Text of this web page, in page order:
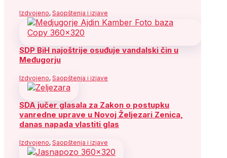
Izdvojeno, Saopštenja i izjave
SDP BiH najoštrije osuđuje vandalski čin u
Međugorju
Izdvojeno, Saopštenja i izjave
SDA jučer glasala za Zakon o postupku
vanredne uprave u Novoj Željezari Zenica,
danas napada vlastiti glas
Izdvojeno, Saopštenja i izjave